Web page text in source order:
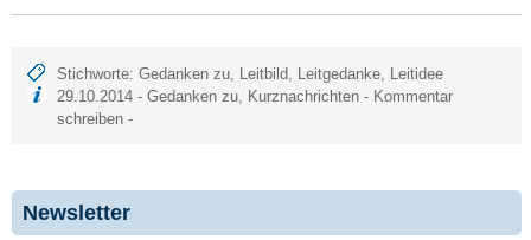
Stichworte:Gedanken zu Leitbild Leitgedanke Leitidee
29.10.2014 -Gedanken zu Kurznachrichten - Kommentar
schreiben -
Newsletter